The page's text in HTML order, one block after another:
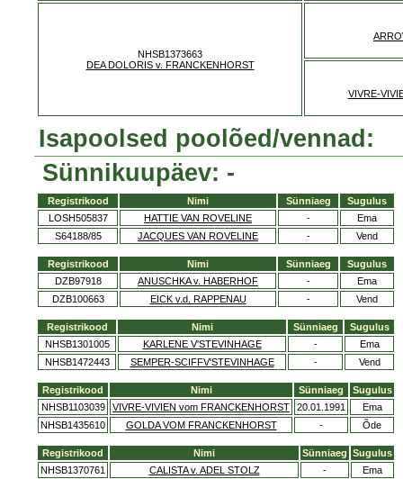
NHSB1373663
DEA DOLORIS v. FRANCKENHORST
VIVRE-
Isapoolsed poolõed/vennad:
Sünnikuupäev: -
Registrikood Nimi Sünniaeg
Sugulus
LOSH505837
HATTIE VAN ROVELINE -
Ema
S64188/85
JACQUES VAN ROVELINE - Vend
Registrikood Nimi Sünniaeg
Sugulus
DZB97918
ANUSCHKA v. HABERHOF -
Ema
DZB100663
EICK v.d. RAPPENAU - Vend
Registrikood Nimi Sünniaeg
Sugulus
NHSB1301005
KARLENE V'STEVINHAGE -
Ema
NHSB1472443
SEMPER-SCIFFV'STEVINHAGE - Vend
Registrikood Nimi Sünniaeg
Sugulus
NHSB1103039
VIVRE-VIVIEN vom FRANCKENHORST 20.01.1991
Ema
NHSB1435610
GOLDA VOM FRANCKENHORST - Õde
Registrikood Nimi Sünniaeg Sugulus
NHSB1370761
CALISTA v. ADEL STOLZ - Ema